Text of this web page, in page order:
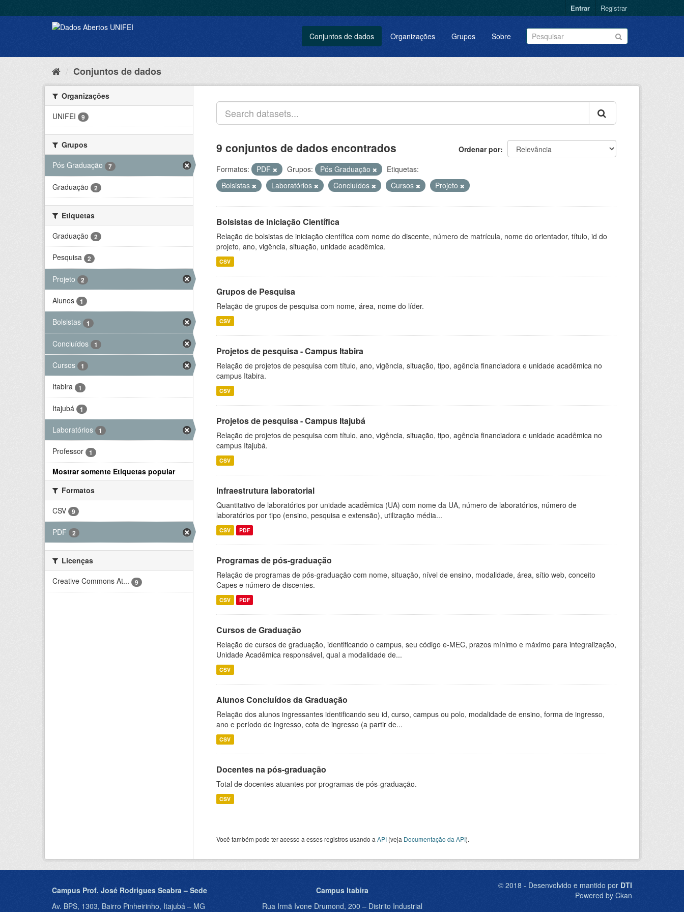
Entrar Registrar
Conjuntos de dados Organizações Grupos Sobre
Conjuntos de dados
Organizações
UNIFEI
9
Grupos
Pós Graduação
7
Graduação 2
Etiquetas
Graduação
2
Pesquisa 2
Projeto 2
Alunos 1
Bolsistas 1
Concluídos 1
Cursos 1
Itabira 1
Itajubá 1
Laboratórios 1
Professor 1
Mostrar somente Etiquetas popular
Formatos
CSV
9
PDF 2
Licenças
Creative Commons At...
9
Ordenar por
9 conjuntos de dados encontrados
Formatos: PDF Grupos: Pós Graduação
Etiquetas:
Bolsistas
Laboratórios Concluídos Cursos Projeto
Bolsistas de Iniciação Científica
Relação de bolsistas de iniciação científica com nome do discente, número de matrícula, nome do orientador, título, id do
projeto, ano, vigência, situação, unidade acadêmica.
CSV
Grupos de Pesquisa
Relação de grupos de pesquisa com nome, área, nome do líder.
CSV
Projetos de pesquisa - Campus Itabira
Relação de projetos de pesquisa com título, ano, vigência, situação, tipo, agência financiadora e unidade acadêmica no
campus Itabira.
CSV
Projetos de pesquisa - Campus Itajubá
Relação de projetos de pesquisa com título, ano, vigência, situação, tipo, agência financiadora e unidade acadêmica no
campus Itajubá.
CSV
Infraestrutura laboratorial
Quantitativo de laboratórios por unidade acadêmica (UA) com nome da UA, número de laboratórios, número de
laboratórios por tipo (ensino, pesquisa e extensão), utilização média...
CSV PDF
Programas de pós-graduação
Relação de programas de pós-graduação com nome, situação, nível de ensino, modalidade, área, sítio web, conceito
Capes e número de discentes.
CSV PDF
Cursos de Graduação
Relação de cursos de graduação, identificando o campus, seu código e-MEC, prazos mínimo e máximo para integralização,
Unidade Acadêmica responsável, qual a modalidade de...
CSV
Alunos Concluídos da Graduação
Relação dos alunos ingressantes identificando seu id, curso, campus ou polo, modalidade de ensino, forma de ingresso,
ano e período de ingresso, cota de ingresso (a partir de...
CSV
Docentes na pós-graduação
Total de docentes atuantes por programas de pós-graduação.
CSV
Você também pode ter acesso a esses registros usando a API (veja Documentação da API).
Campus Prof. José Rodrigues Seabra – Sede
Av. BPS, 1303, Bairro Pinheirinho, Itajubá – MG
Campus Itabira
Rua Irmã Ivone Drumond, 200 – Distrito Industrial
© 2018 - Desenvolvido e mantido por DTI
Powered by Ckan